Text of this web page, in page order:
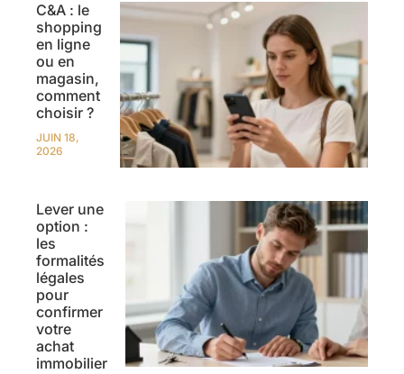
C&A : le
shopping
en ligne
ou en
magasin,
comment
choisir ?
JUIN 18,
2026
Lever une
option :
les
formalités
légales
pour
confirmer
votre
achat
immobilier